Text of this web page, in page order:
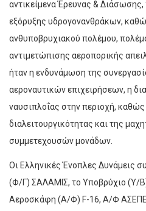
αντικείμενα Έρευνας &
εξόρυξης υδρογονανθράκων,
ανθυποβρυχιακού πολέμου,
αντιμετώπισης αεροπορικής
ήταν η ενδυνάμωση της
αεροναυτικών επιχειρήσεων, η
ναυσιπλοΐας στην περιοχή, καθώς
διαλειτουργικότητας και της
συμμετεχουσών μονάδων.
Οι Ελληνικές Ένοπλες Δυνάμεις
(Φ/Γ) ΣΑΛΑΜΙΣ, το Υποβρύχιο (Υ/
Αεροσκάφη (Α/Φ) F-16, Α/Φ ΑΣΕΠΕ